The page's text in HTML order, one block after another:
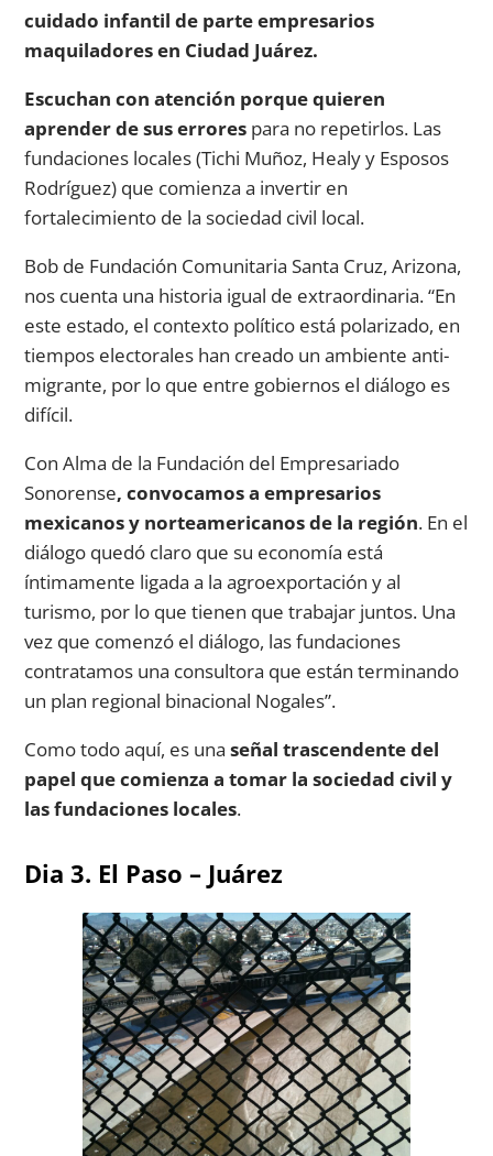
cuidado infantil de parte empresarios
maquiladores en Ciudad Juárez.
Escuchan con atención porque quieren
aprender de sus errores para no repetirlos. Las
fundaciones locales (Tichi Muñoz, Healy y Esposos
Rodríguez) que comienza a invertir en
fortalecimiento de la sociedad civil local.
Bob de Fundación Comunitaria Santa Cruz, Arizona,
nos cuenta una historia igual de extraordinaria. “En
este estado, el contexto político está polarizado, en
tiempos electorales han creado un ambiente anti-
migrante, por lo que entre gobiernos el diálogo es
difícil.
Con Alma de la Fundación del Empresariado
Sonorense, convocamos a empresarios
mexicanos y norteamericanos de la región. En el
diálogo quedó claro que su economía está
íntimamente ligada a la agroexportación y al
turismo, por lo que tienen que trabajar juntos. Una
vez que comenzó el diálogo, las fundaciones
contratamos una consultora que están terminando
un plan regional binacional Nogales”.
Como todo aquí, es unaseñal trascendente del
papel que comienza a tomar la sociedad civil y
las fundaciones locales.
Dia 3. El Paso – Juárez